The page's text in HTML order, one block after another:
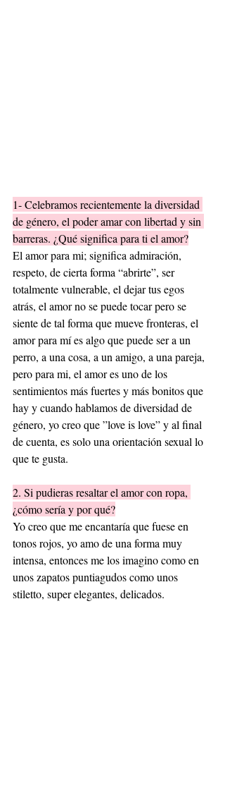
1- Celebramos recientemente la diversidad
de género, el poder amar con libertad y sin
barreras. ¿Qué significa para ti el amor?
El amor para mi; significa admiración,
respeto, de cierta forma “abrirte”, ser
totalmente vulnerable, el dejar tus egos
atrás, el amor no se puede tocar pero se
siente de tal forma que mueve fronteras, el
amor para mí es algo que puede ser a un
perro, a una cosa, a un amigo, a una pareja,
pero para mi, el amor es uno de los
sentimientos más fuertes y más bonitos que
hay y cuando hablamos de diversidad de
género, yo creo que ”love is love” y al final
de cuenta, es solo una orientación sexual lo
que te gusta.
2. Si pudieras resaltar el amor con ropa,
¿cómo sería y por qué?
Yo creo que me encantaría que fuese en
tonos rojos, yo amo de una forma muy
intensa, entonces me los imagino como en
unos zapatos puntiagudos como unos
stiletto, super elegantes, delicados.